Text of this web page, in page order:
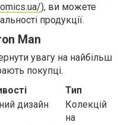
), ви можете
продукції.
Man
увагу на найбільш
покупці.
Тип
дизайн
Колекцій
на